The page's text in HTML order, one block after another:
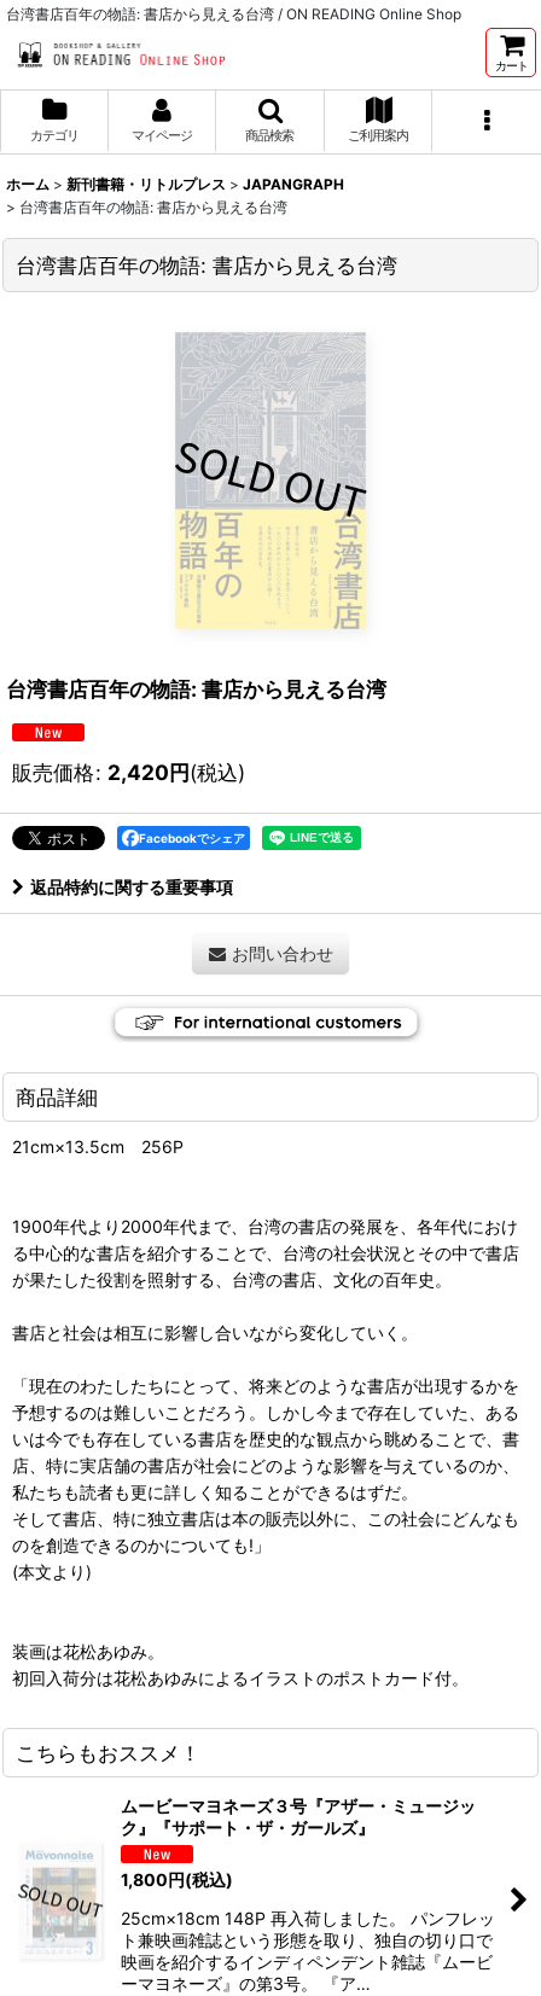
台湾書店百年の物語: 書店から見える台湾 / ON READING Online Shop
カート
カテゴリ マイページ 商品検索 ご利用案内
ホーム > 新刊書籍・リトルプレス > JAPANGRAPH
> 台湾書店百年の物語: 書店から見える台湾
台湾書店百年の物語: 書店から見える台湾
台湾書店百年の物語: 書店から見える台湾
販売価格: 2,420円(税込)
Facebookでシェア
返品特約に関する重要事項
お問い合わせ
商品詳細
21cm×13.5cm 256P
1900年代より2000年代まで、台湾の書店の発展を、各年代におけ
る中心的な書店を紹介することで、台湾の社会状況とその中で書店
が果たした役割を照射する、台湾の書店、文化の百年史。
書店と社会は相互に影響し合いながら変化していく。
「現在のわたしたちにとって、将来どのような書店が出現するかを
予想するのは難しいことだろう。しかし今まで存在していた、ある
いは今でも存在している書店を歴史的な観点から眺めることで、書
店、特に実店舗の書店が社会にどのような影響を与えているのか、
私たちも読者も更に詳しく知ることができるはずだ。
そして書店、特に独立書店は本の販売以外に、この社会にどんなも
のを創造できるのかについても!」
(本文より)
装画は花松あゆみ。
初回入荷分は花松あゆみによるイラストのポストカード付。
こちらもおススメ！
ムービーマヨネーズ３号『アザー・ミュージッ
ク』『サポート・ザ・ガールズ』
1,800円(税込)
25cm×18cm 148P 再入荷しました。 パンフレッ
ト兼映画雑誌という形態を取り、独自の切り⼝で
映画を紹介するインディペンデント雑誌『ムービ
ーマヨネーズ』の第3号。 『ア…